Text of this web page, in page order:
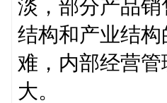
淡，部分产品
结构和产业结
难，内部经营
大。